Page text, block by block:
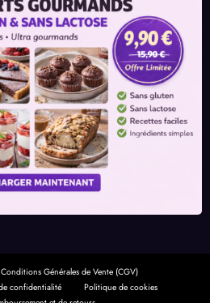
Conditions Générales de Vente (CGV)
confidentialité
Politique de cookies